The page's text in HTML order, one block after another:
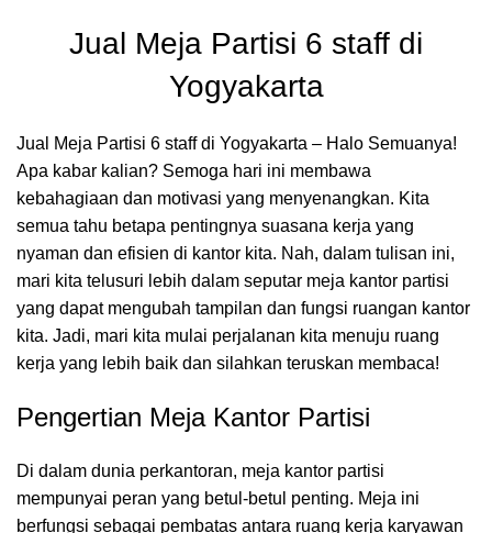
Jual Meja Partisi 6 staff di
Yogyakarta
Jual Meja Partisi 6 staff di Yogyakarta – Halo Semuanya!
Apa kabar kalian? Semoga hari ini membawa
kebahagiaan dan motivasi yang menyenangkan. Kita
semua tahu betapa pentingnya suasana kerja yang
nyaman dan efisien di kantor kita. Nah, dalam tulisan ini,
mari kita telusuri lebih dalam seputar meja kantor partisi
yang dapat mengubah tampilan dan fungsi ruangan kantor
kita. Jadi, mari kita mulai perjalanan kita menuju ruang
kerja yang lebih baik dan silahkan teruskan membaca!
Pengertian Meja Kantor Partisi
Di dalam dunia perkantoran, meja kantor partisi
mempunyai peran yang betul-betul penting. Meja ini
berfungsi sebagai pembatas antara ruang kerja karyawan